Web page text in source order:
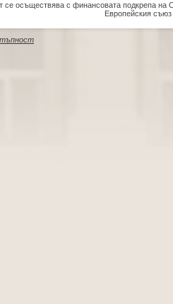
се осъществява с финансовата подкрепа на
Европейския